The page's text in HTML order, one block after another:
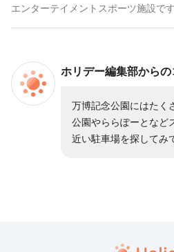
[keyword_link:VS PARK
|https://haveagood.holiday/
ィ|https://haveagood.holiday/
[keyword_link:フードコー
ト|https://haveagood.holiday/
[keyword_link:ニフレル
|https://haveagood.holiday/
[keyword_link:エキスポシティ タピ
[keyword_link:エキスポシティ アクセ
エンターテイメントスポーツ施設で
ホリデー編集部からの
万博記念公園にはたく
公園やららぽーとなど
近い駐車場を探してみ